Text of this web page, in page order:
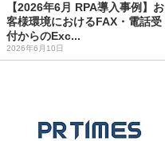
【2026年6月 RPA導入事例】お
客様環境におけるFAX・電話受
付からのExc...
2026年6月10日